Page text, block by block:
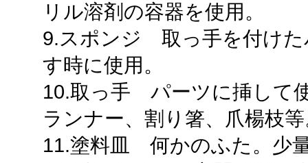
リル溶剤の容器を使用。
9.スポンジ 取っ手を付けた
す時に使用。
10.取っ手 パーツに挿して
ランナー、割り箸、爪楊枝
11.塗料皿 何かのふた。少